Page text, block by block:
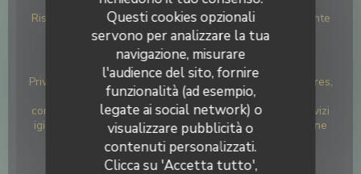
Questi cookies opzionali
servono per analizzare la tua
navigazione, misurare
l'audience del sito, fornire
funzionalità (ad esempio,
legate ai social network) o
visualizzare pubblicità o
contenuti personalizzati.
Clicca su 'Accetta tutto',
Ristorante gourmet italiano, Ristorante Italiano, Ristorante
da asporto, Ristorante
Servizi
Privatizzazione, Parcheggio, salumeria, Cocktails dinatoires,
Carte Catering asporto, Aria condizionata - Aria
condizionata, Comprare vino, Accesso per disabili e servizi
igienici, cibo da asporto, Accesso al 100% per le persone
con mobilità ridotta
Metodo di pagamento